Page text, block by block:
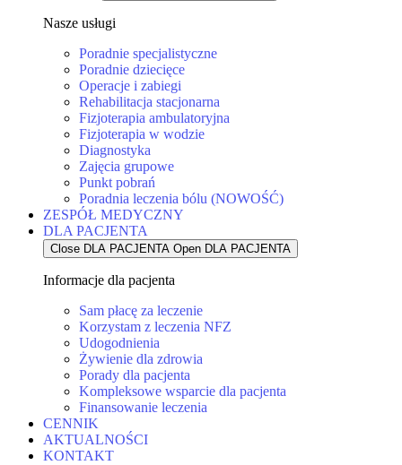
Nasze usługi
Poradnie specjalistyczne
Poradnie dziecięce
Operacje i zabiegi
Rehabilitacja stacjonarna
Fizjoterapia ambulatoryjna
Fizjoterapia w wodzie
Diagnostyka
Zajęcia grupowe
Punkt pobrań
Poradnia leczenia bólu (NOWOŚĆ)
ZESPÓŁ MEDYCZNY
DLA PACJENTA
Close DLA PACJENTA Open DLA PACJENTA
Informacje dla pacjenta
Sam płacę za leczenie
Korzystam z leczenia NFZ
Udogodnienia
Żywienie dla zdrowia
Porady dla pacjenta
Kompleksowe wsparcie dla pacjenta
Finansowanie leczenia
CENNIK
AKTUALNOŚCI
KONTAKT